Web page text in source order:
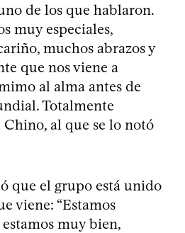
de los que hablaron.
muy especiales,
muchos abrazos y
que nos viene a
al alma antes de
Totalmente
Chino, al que se lo notó
que el grupo está unido
viene: “Estamos
muy bien,